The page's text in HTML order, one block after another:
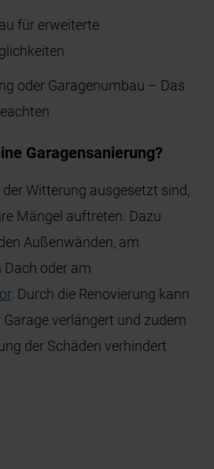
für erweiterte
oder Garagenumbau – Das
Garagensanierung?
Witterung ausgesetzt sind,
Mängel auftreten. Dazu
Außenwänden, am
Dach oder am
. Durch die Renovierung kann
Garage verlängert und zudem
der Schäden verhindert